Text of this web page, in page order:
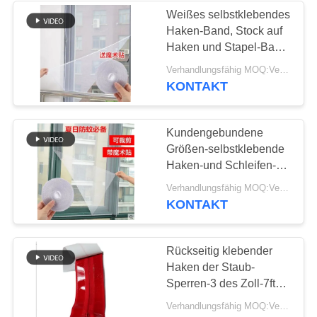
Haken-und
Schleifen-Ski-Bügel
56
Doppeltes versah
Haken und
Schleifen-Rolle mit
Seiten
65
Weißes selbstklebendes
Haken-Band, Stock auf
Haken und Stapel-Band-
Rolle
KONTAKT
Kundengebundene
Größen-selbstklebende
Haken-und Schleifen-
Band-Hitzebeständigkeit
Verhandlungsfähig MOQ:Verhandlung
KONTAKT
Rückseitig klebender
Haken der Staub-
Sperren-3 des Zoll-7ft
und Schleifen-Band
Verhandlungsfähig MOQ:Verhandlung